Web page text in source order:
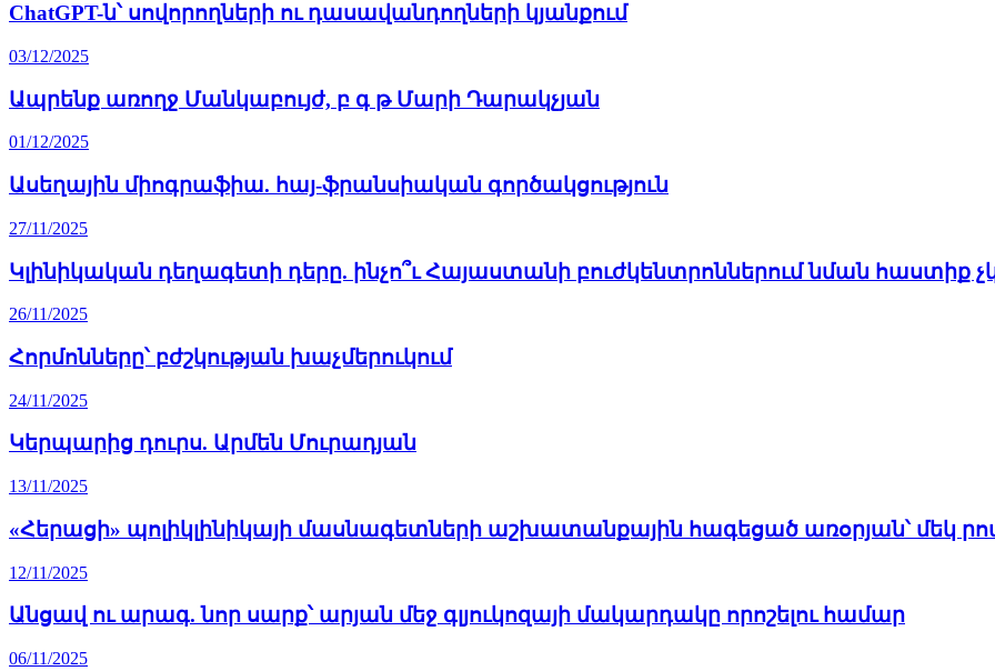
ChatGPT-ն՝ սովորողների ու դասավանդողների կյանքում
03/12/2025
Ապրենք առողջ Մանկաբույժ, բ գ թ Մարի Դարակչյան
01/12/2025
Ասեղային միոգրաֆիա. հայ-ֆրանսիական գործակցություն
27/11/2025
Կլինիկական դեղագետի դերը. ինչո՞ւ Հայաստանի բուժկենտրոններում նման հաստիք
26/11/2025
Հորմոնները՝ բժշկության խաչմերուկում
24/11/2025
Կերպարից դուրս. Արմեն Մուրադյան
13/11/2025
«Հերացի» պոլիկլինիկայի մասնագետների աշխատանքային հագեցած առօրյան՝ մեկ
12/11/2025
Անցավ ու արագ. նոր սարք՝ արյան մեջ գլյուկոզայի մակարդակը որոշելու համար
06/11/2025